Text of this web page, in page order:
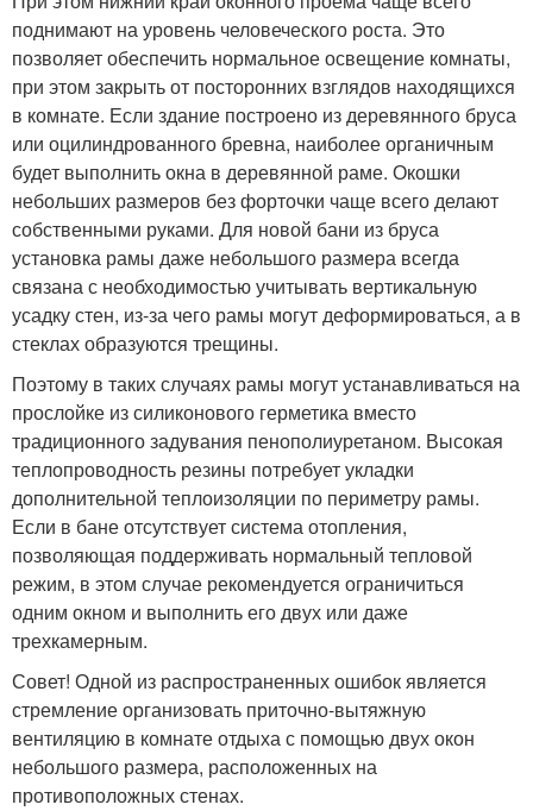
поднимают на уровень человеческого роста. Это
позволяет обеспечить нормальное освещение комнаты,
при этом закрыть от посторонних взглядов находящихся
в комнате. Если здание построено из деревянного бруса
или оцилиндрованного бревна, наиболее органичным
будет выполнить окна в деревянной раме. Окошки
небольших размеров без форточки чаще всего делают
собственными руками. Для новой бани из бруса
установка рамы даже небольшого размера всегда
связана с необходимостью учитывать вертикальную
усадку стен, из-за чего рамы могут деформироваться, а в
стеклах образуются трещины.
Поэтому в таких случаях рамы могут устанавливаться на
прослойке из силиконового герметика вместо
традиционного задувания пенополиуретаном. Высокая
теплопроводность резины потребует укладки
дополнительной теплоизоляции по периметру рамы.
Если в бане отсутствует система отопления,
позволяющая поддерживать нормальный тепловой
режим, в этом случае рекомендуется ограничиться
одним окном и выполнить его двух или даже
трехкамерным.
Совет! Одной из распространенных ошибок является
стремление организовать приточно-вытяжную
вентиляцию в комнате отдыха с помощью двух окон
небольшого размера, расположенных на
противоположных стенах.